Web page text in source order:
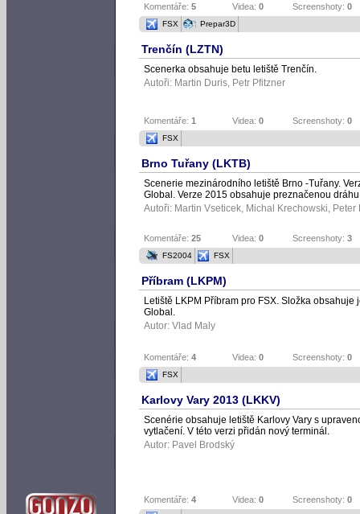
Komentáře: 5 Videa: 0 Screenshoty: 0
FSX Prepar3D
Trenčín (LZTN)
Scenerka obsahuje betu letiště Trenčín.
Autoři: Martin Duris Petr Pfitzner
Komentáře: 1 Videa: 0 Screenshoty: 0
FSX
Brno Tuřany (LKTB)
Scenerie mezinárodního letiště Brno -Tuřany.
Global. Verze 2015 obsahuje preznačenou
Autoři: Martin Vseticek Michal Krechowski Peter
Komentáře: 25 Videa: 0 Screenshoty: 3
FS2004 FSX
Příbram (LKPM)
Letiště LKPM Příbram pro FSX. Složka
Global.
Autor: Vlad Maly
Komentáře: 4 Videa: 0 Screenshoty: 0
FSX
Karlovy Vary 2013 (LKKV)
Scenérie obsahuje letiště Karlovy Vary s
vytlačení. V této verzi přidán nový terminál.
Autor: Pavel Brodský
Komentáře: 4 Videa: 0 Screenshoty: 0